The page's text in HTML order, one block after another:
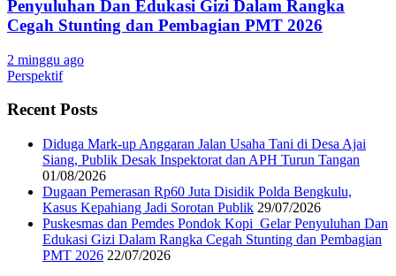
Penyuluhan Dan Edukasi Gizi Dalam Rangka
Cegah Stunting dan Pembagian PMT 2026
2 minggu ago
Perspektif
Recent Posts
Diduga Mark-up Anggaran Jalan Usaha Tani di Desa Ajai
Siang, Publik Desak Inspektorat dan APH Turun Tangan
01/08/2026
Dugaan Pemerasan Rp60 Juta Disidik Polda Bengkulu,
Kasus Kepahiang Jadi Sorotan Publik 29/07/2026
Puskesmas dan Pemdes Pondok Kopi Gelar Penyuluhan Dan
Edukasi Gizi Dalam Rangka Cegah Stunting dan Pembagian
PMT 2026 22/07/2026